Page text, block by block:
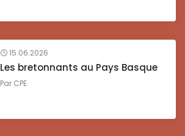
15.06.2026
Les bretonnants au Pays Basque
Par CPE